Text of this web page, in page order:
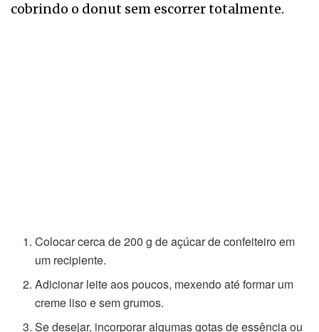
cobrindo o donut sem escorrer totalmente.
Colocar cerca de 200 g de açúcar de confeiteiro em
um recipiente.
Adicionar leite aos poucos, mexendo até formar um
creme liso e sem grumos.
Se desejar, incorporar algumas gotas de essência ou